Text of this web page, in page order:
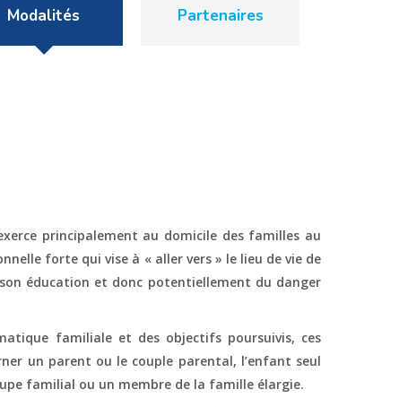
Modalités Partenaires
principalement au domicile des familles au
forte qui vise à « aller vers » le lieu de vie de
éducation et donc potentiellement du danger
familiale et des objectifs poursuivis, ces
un parent ou le couple parental, l’enfant seul
familial ou un membre de la famille élargie.